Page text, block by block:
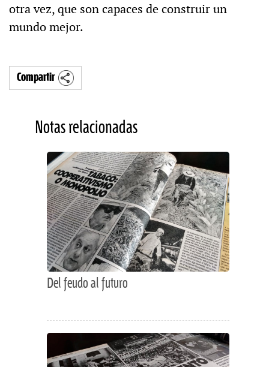
otra vez, que son capaces de construir un
mundo mejor.
Compartir
Notas relacionadas
Del feudo al futuro